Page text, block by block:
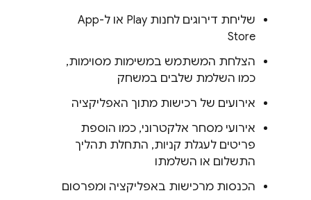
שליחת דירוגים לחנות Play או ל-App
Store
הצלחת המשתמש במשימות מסוימות,
כמו השלמת שלבים במשחק
אירועים של רכישות מתוך האפליקציה
אירועי מסחר אלקטרוני, כמו הוספת
פריטים לעגלת קניות, התחלת תהליך
התשלום או השלמתו
הכנסות מרכישות באפליקציה ומפרסום